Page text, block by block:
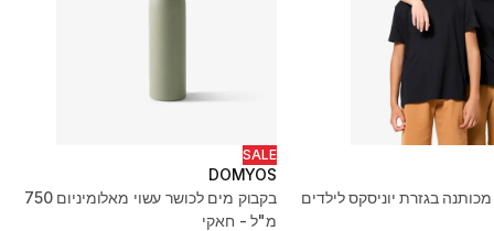
בגזרת יוניסקס לילדים
SALE
DOMYOS
בקבוק מים לכושר עשוי מאלומיניום‏ 750
מ"ל - חאקי